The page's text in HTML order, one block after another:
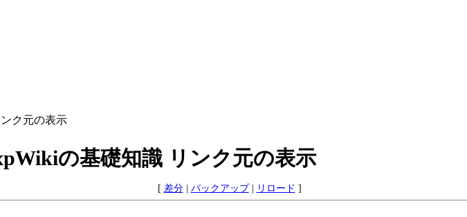
ク元の表示
の基礎知識 リンク元の表示
[ 差分| バックアップ| リロード ]